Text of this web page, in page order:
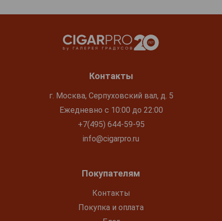
Контакты
г. Москва, Серпуховский вал, д. 5
Ежедневно с 10:00 до 22:00
+7(495) 644-59-95
info@cigarpro.ru
Покупателям
Контакты
Покупка и оплата